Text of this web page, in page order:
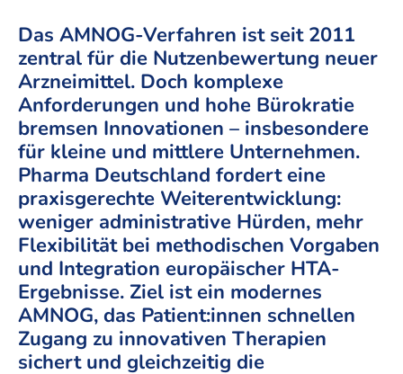
Das AMNOG-Verfahren ist seit 2011
zentral für die Nutzenbewertung neuer
Arzneimittel. Doch komplexe
Anforderungen und hohe Bürokratie
bremsen Innovationen – insbesondere
für kleine und mittlere Unternehmen.
Pharma Deutschland fordert eine
praxisgerechte Weiterentwicklung:
weniger administrative Hürden, mehr
Flexibilität bei methodischen Vorgaben
und Integration europäischer HTA-
Ergebnisse. Ziel ist ein modernes
AMNOG, das Patient:innen schnellen
Zugang zu innovativen Therapien
sichert und gleichzeitig die